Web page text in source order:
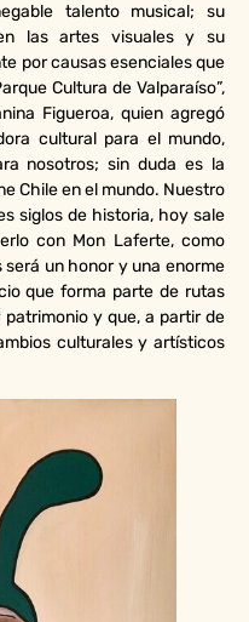
talento musical; su
las artes visuales y su
por causas esenciales que
Cultura de Valparaíso”,
Figueroa, quien agregó
cultural para el mundo,
nosotros; sin duda es la
Chile en el mundo. Nuestro
siglos de historia, hoy sale
con Mon Laferte, como
un honor y una enorme
que forma parte de rutas
y que, a partir de
culturales y artísticos